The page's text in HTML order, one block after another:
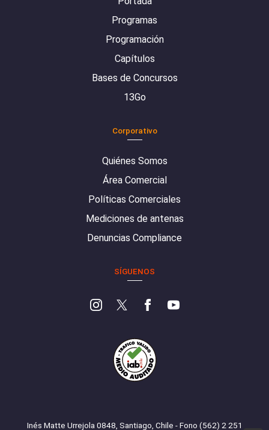
Programas
Programación
Capítulos
Bases de Concursos
13Go
Corporativo
Quiénes Somos
Área Comercial
Políticas Comerciales
Mediciones de antenas
Denuncias Compliance
SÍGUENOS
Inés Matte Urrejola 0848, Santiago, Chile - Fono (562) 2 251